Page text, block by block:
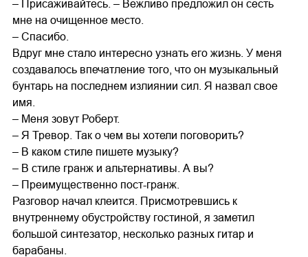
– Присаживайтесь. – Вежливо предложил он сесть
мне на очищенное место.
– Спасибо.
Вдруг мне стало интересно узнать его жизнь. У меня
создавалось впечатление того, что он музыкальный
бунтарь на последнем излиянии сил. Я назвал свое
имя.
– Меня зовут Роберт.
– Я Тревор. Так о чем вы хотели поговорить?
– В каком стиле пишете музыку?
– В стиле гранж и альтернативы. А вы?
– Преимущественно пост-гранж.
Разговор начал клеится. Присмотревшись к
внутреннему обустройству гостиной, я заметил
большой синтезатор, несколько разных гитар и
барабаны.